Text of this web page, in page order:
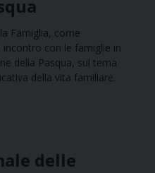
Famiglia, come
con le famiglie in
della Pasqua, sul tema
della vita familiare.
delle